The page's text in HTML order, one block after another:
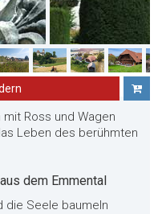
Ross und Wagen
Leben des berühmten
dem Emmental
die Seele baumeln